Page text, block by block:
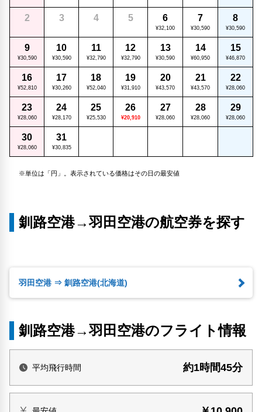
2 3 4 5 6
¥32,100
7
¥30,590
8
¥30,590
9
¥30,590
10
¥30,590
11
¥32,790
12
¥32,790
13
¥30,590
14
¥60,950
15
¥46,870
16
¥52,810
17
¥30,260
18
¥52,040
19
¥31,910
20
¥43,570
21
¥43,570
22
¥28,060
23
¥28,060
24
¥28,170
25
¥25,530
26
¥20,910
27
¥28,060
28
¥28,060
29
¥28,060
30
¥28,060
31
¥30,835
※単位は「円」。表示されている価格はその日の最安値
釧路空港→羽田空港の航空券を探す
羽田空港 ⇒ 釧路空港(北海道)
釧路空港→羽田空港のフライト情報
平均飛行時間 約1時間45分